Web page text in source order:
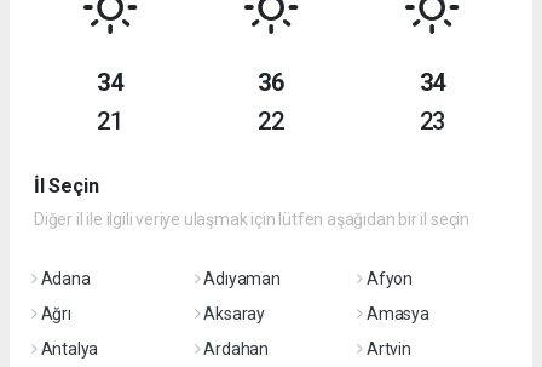
34
21
36
22
34
23
İl Seçin
Diğer il ile ilgili veriye ulaşmak için lütfen aşağıdan bir il seçin
Adana Adıyaman
Afyon
Ağrı
Aksaray
Amasya
Antalya
Ardahan
Artvin